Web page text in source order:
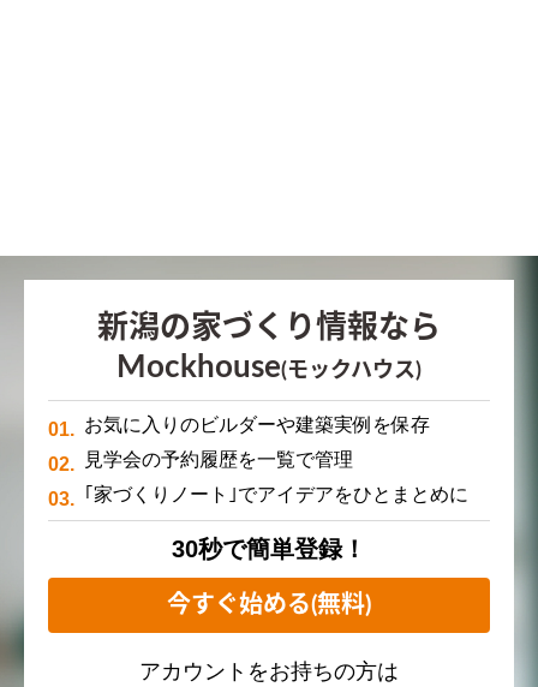
新潟の家づくり情報なら
Mockhouse(モックハウス)
お気に入りのビルダーや建築実例を保存
見学会の予約履歴を一覧で管理
｢家づくりノート｣でアイデアをひとまとめに
30秒で簡単登録！
今すぐ始める(無料)
アカウントをお持ちの方は